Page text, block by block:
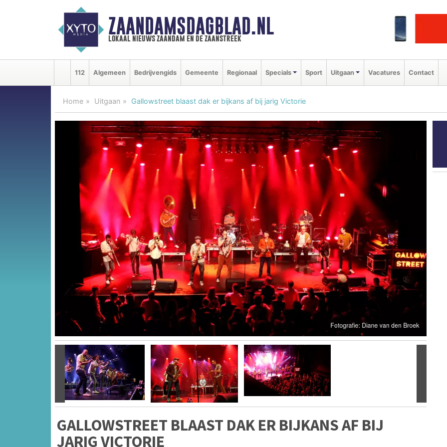
ZAANDAMSDAGBLAD.NL
lokaal nieuws zaandam en de zaanstreek
112 Algemeen Bedrijvengids Gemeente Regionaal Specials Sport Uitgaan Vacatures Contact
Home Uitgaan Gallowstreet blaast dak er bijkans af bij jarig Victorie
Vorige
GALLOWSTREET BLAAST DAK ER BIJKANS AF BIJ
JARIG VICTORIE